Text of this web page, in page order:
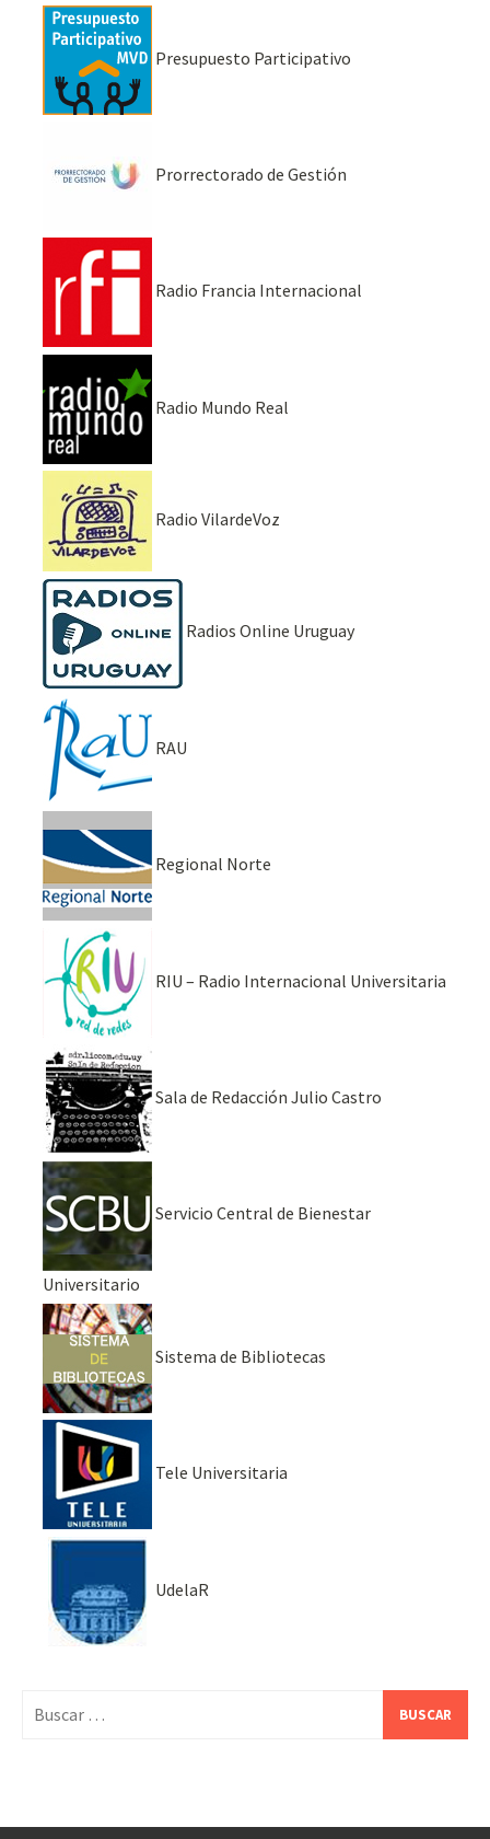
Presupuesto Participativo
Prorrectorado de Gestión
Radio Francia Internacional
Radio Mundo Real
Radio VilardeVoz
Radios Online Uruguay
RAU
Regional Norte
RIU – Radio Internacional Universitaria
Sala de Redacción Julio Castro
Servicio Central de Bienestar
Universitario
Sistema de Bibliotecas
Tele Universitaria
UdelaR